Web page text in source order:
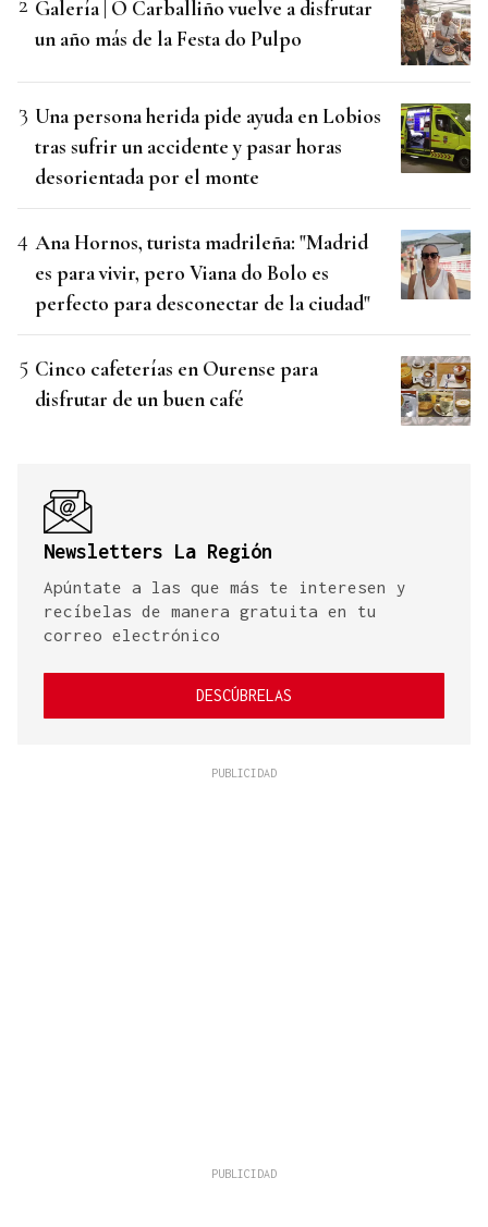
Galería | O Carballiño vuelve a disfrutar
un año más de la Festa do Pulpo
Una persona herida pide ayuda en Lobios
tras sufrir un accidente y pasar horas
desorientada por el monte
Ana Hornos, turista madrileña: "Madrid
es para vivir, pero Viana do Bolo es
perfecto para desconectar de la ciudad"
Cinco cafeterías en Ourense para
disfrutar de un buen café
Newsletters La Región
Apúntate a las que más te interesen y
recíbelas de manera gratuita en tu
correo electrónico
DESCÚBRELAS